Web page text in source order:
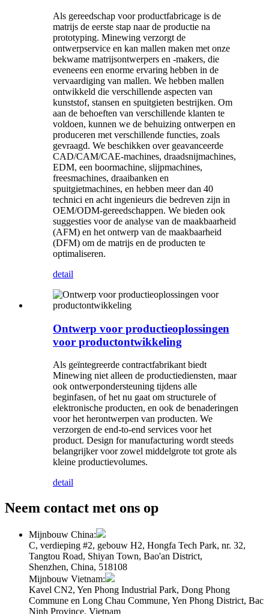
Als gereedschap voor productfabricage is de
matrijs de eerste stap naar de productie na
prototyping. Minewing verzorgt de
ontwerpservice en kan mallen maken met onze
bekwame matrijsontwerpers en -makers, die
eveneens een enorme ervaring hebben in de
vervaardiging van mallen. We hebben mallen
ontwikkeld die verschillende aspecten van
kunststof, stansen en spuitgieten bestrijken. Om
aan de behoeften van verschillende klanten te
voldoen, kunnen we de behuizing ontwerpen en
produceren met verschillende functies, zoals
gevraagd. We beschikken over geavanceerde
CAD/CAM/CAE-machines, draadsnijmachines,
EDM, een boormachine, slijpmachines,
freesmachines, draaibanken en
spuitgietmachines, en hebben meer dan 40
technici en acht ingenieurs die bedreven zijn in
OEM/ODM-gereedschappen. We bieden ook
suggesties voor de analyse van de maakbaarheid
(AFM) en het ontwerp van de maakbaarheid
(DFM) om de matrijs en de producten te
optimaliseren.
detail
Ontwerp voor productieoplossingen
voor productontwikkeling
Als geïntegreerde contractfabrikant biedt
Minewing niet alleen de productiediensten, maar
ook ontwerpondersteuning tijdens alle
beginfasen, of het nu gaat om structurele of
elektronische producten, en ook de benaderingen
voor het herontwerpen van producten. We
verzorgen de end-to-end services voor het
product. Design for manufacturing wordt steeds
belangrijker voor zowel middelgrote tot grote als
kleine productievolumes.
detail
Neem contact met ons op
Mijnbouw China:
C, verdieping #2, gebouw H2, Hongfa Tech Park, nr. 32,
Tangtou Road, Shiyan Town, Bao'an District,
Shenzhen, China, 518108
Mijnbouw Vietnam:
Kavel CN2, Yen Phong Industrial Park, Dong Phong
Commune en Long Chau Commune, Yen Phong District, Bac
Ninh Province, Vietnam